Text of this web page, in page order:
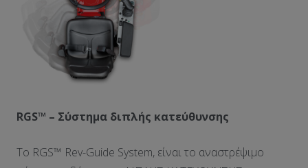
RGS™ – Σύστημα διπλής κατεύθυνσης
Το RGS™ Rev-Guide System, είναι το αναστρέψιμο